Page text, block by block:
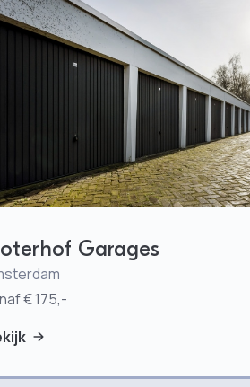
Garages
€ 175,-